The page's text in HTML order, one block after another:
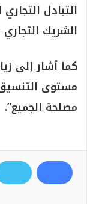
التبادل
الشريك التجاري
كما أشار إلى
مستوى التنسيق
مصلحة الجميع”.